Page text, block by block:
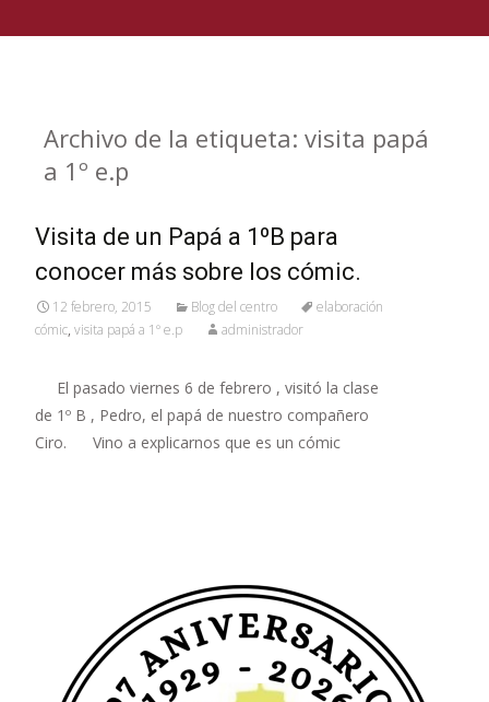
Archivo de la etiqueta: visita papá
a 1º e.p
Visita de un Papá a 1ºB para
conocer más sobre los cómic.
12 febrero, 2015 Blog del centro
elaboración
cómic, visita papá a 1º e.p administrador
El pasado viernes 6 de febrero , visitó la clase
de 1º B , Pedro, el papá de nuestro compañero
Ciro. Vino a explicarnos que es un cómic